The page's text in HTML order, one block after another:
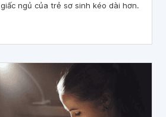
ngủ của trẻ sơ sinh kéo dài hơn.